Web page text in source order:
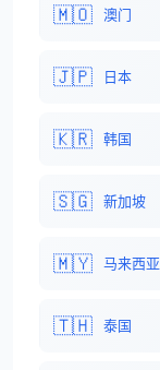
🇲🇴 澳门
🇯🇵 日本
🇰🇷 韩国
🇸🇬 新加坡
🇲🇾 马来西亚
🇹🇭 泰国